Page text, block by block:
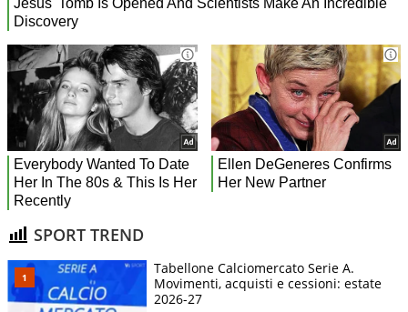
SPORT TREND
Tabellone Calciomercato Serie A.
Movimenti, acquisti e cessioni: estate
2026-27